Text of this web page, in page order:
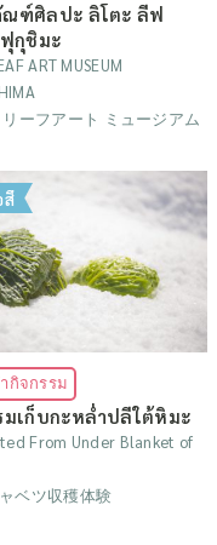
ฑ์ศิลปะ ลิโตะ ลีฟ
กุชิมะ
ART MUSEUM
リーフアート ミュージアム
สึ
กิจกรรม
มเก็บกะหล่ำปลีใต้หิมะ
From Under Blanket of
ベツ収穫体験